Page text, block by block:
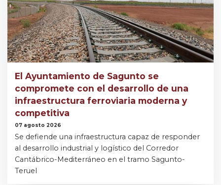
El Ayuntamiento de Sagunto se
compromete con el desarrollo de una
infraestructura ferroviaria moderna y
competitiva
07 agosto 2026
Se defiende una infraestructura capaz de responder
al desarrollo industrial y logístico del Corredor
Cantábrico-Mediterráneo en el tramo Sagunto-
Teruel